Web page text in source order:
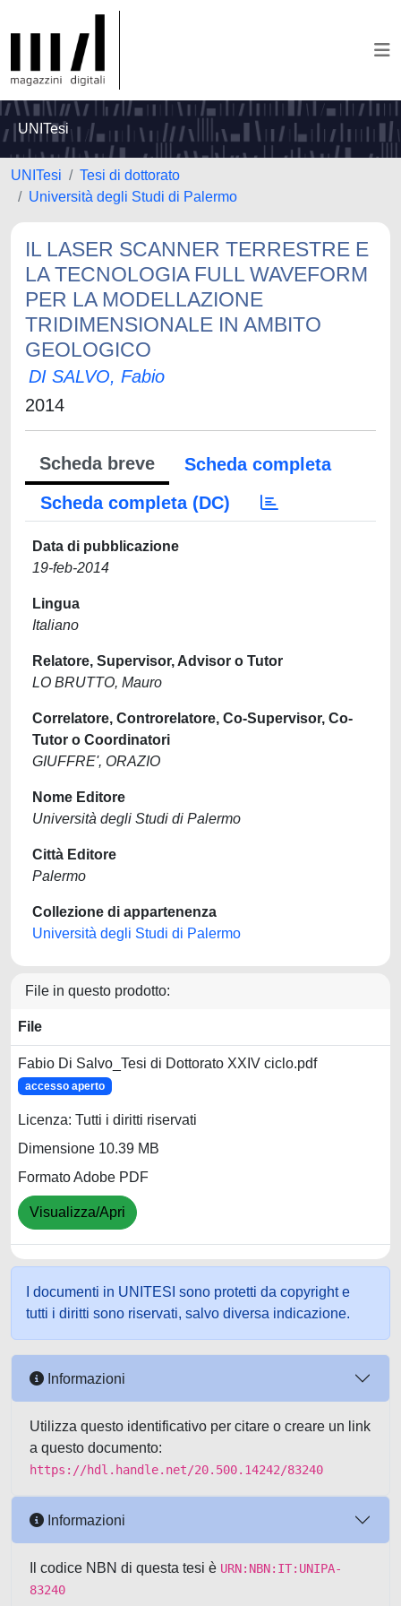
UNITesi
UNITesi
Tesi di dottorato
Università degli Studi di Palermo
IL LASER SCANNER TERRESTRE E
LA TECNOLOGIA FULL WAVEFORM
PER LA MODELLAZIONE
TRIDIMENSIONALE IN AMBITO
GEOLOGICO
DI SALVO, Fabio
2014
Scheda breve
Scheda completa
Scheda completa (DC)
Data di pubblicazione
19-feb-2014
Lingua
Italiano
Relatore, Supervisor, Advisor o Tutor
LO BRUTTO, Mauro
Correlatore, Controrelatore, Co-Supervisor, Co-
Tutor o Coordinatori
GIUFFRE', ORAZIO
Nome Editore
Università degli Studi di Palermo
Città Editore
Palermo
Collezione di appartenenza
Università degli Studi di Palermo
File in questo prodotto:
File
Fabio Di Salvo_Tesi di Dottorato XXIV ciclo.pdf
accesso aperto
Licenza: Tutti i diritti riservati
Dimensione 10.39 MB
Formato Adobe PDF
Visualizza/Apri
I documenti in UNITESI sono protetti da copyright e
tutti i diritti sono riservati, salvo diversa indicazione.
Informazioni
Utilizza questo identificativo per citare o creare un link
a questo documento:
https://hdl.handle.net/20.500.14242/83240
Informazioni
Il codice NBN di questa tesi è URN:NBN:IT:UNIPA-
83240